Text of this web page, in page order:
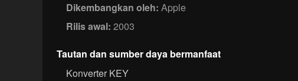
Dikembangkan oleh: Apple
Rilis awal: 2003
Tautan dan sumber daya bermanfaat
Konverter KEY